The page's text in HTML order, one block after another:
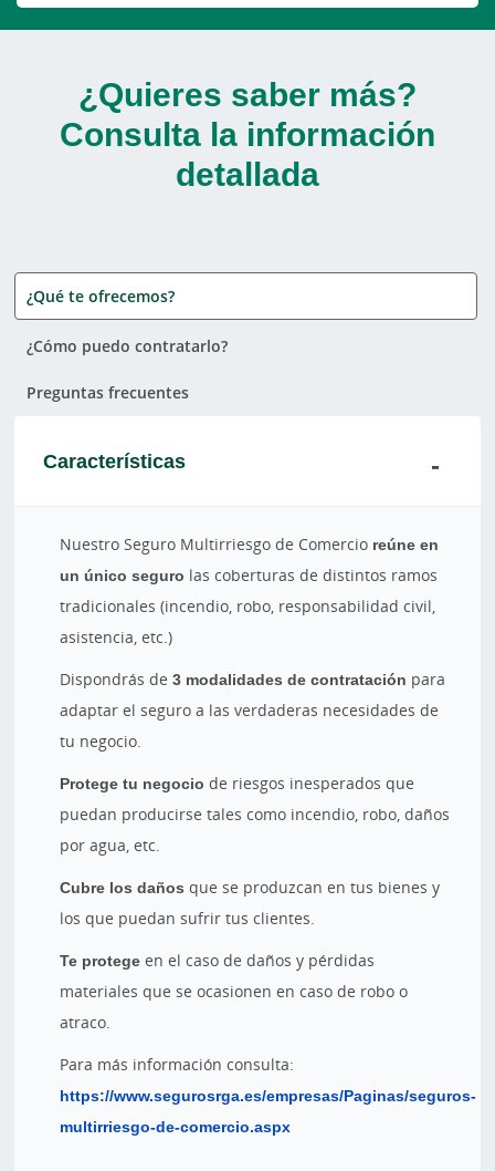
¿Quieres saber más?
Consulta la información
detallada
¿Qué te ofrecemos?
¿Cómo puedo contratarlo?
Preguntas frecuentes
Características
Nuestro Seguro Multirriesgo de Comercio reúne en
un único seguro las coberturas de distintos ramos
tradicionales (incendio, robo, responsabilidad civil,
asistencia, etc.)
Dispondrás de3 modalidades de contratación para
adaptar el seguro a las verdaderas necesidades de
tu negocio.
Protege tu negocio de riesgos inesperados que
puedan producirse tales como incendio, robo, daños
por agua, etc.
Cubre los daños que se produzcan en tus bienes y
los que puedan sufrir tus clientes.
Te protege en el caso de daños y pérdidas
materiales que se ocasionen en caso de robo o
atraco.
Para más información consulta:
https://www.segurosrga.es/empresas/Paginas/seguros-
multirriesgo-de-comercio.aspx